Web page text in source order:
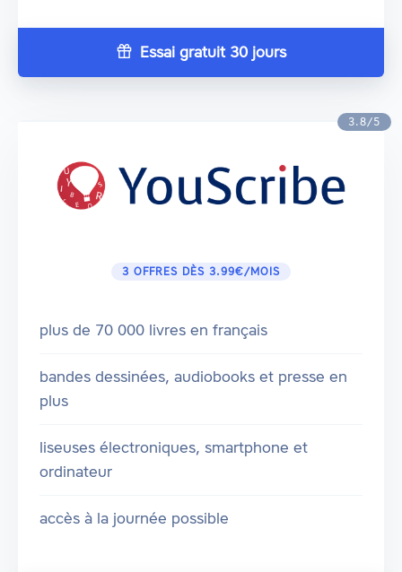
Essai gratuit 30 jours
3.8/5
3 OFFRES DÈS 3.99€/MOIS
plus de 70 000 livres en français
bandes dessinées, audiobooks et presse en
plus
liseuses électroniques, smartphone et
ordinateur
accès à la journée possible